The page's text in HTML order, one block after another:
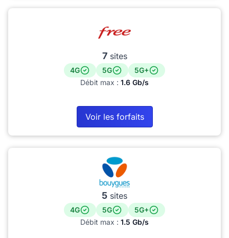
7sites
4G 5G
5G+
Débit max : 1.6 Gb/s
Voir les forfaits
5 sites
4G 5G
5G+
Débit max : 1.5 Gb/s